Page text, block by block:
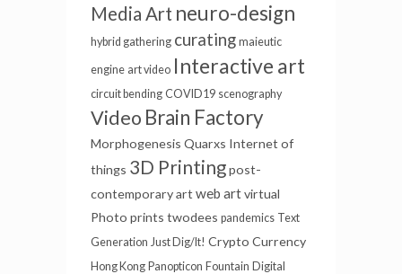
Media Art neuro-design
hybrid gathering curating maieutic
engine art video Interactive art
circuit bending COVID19 scenography
Video Brain Factory
Morphogenesis Quarxs Internet of
things 3D Printingpost-
contemporary art web artvirtual
Photo prints twodees pandemics Text
Generation Just Dig/It! Crypto Currency
Hong Kong Panopticon Fountain Digital